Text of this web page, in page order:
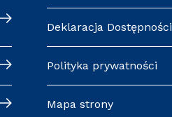
Deklaracja Dostępności
Polityka prywatności
Mapa strony